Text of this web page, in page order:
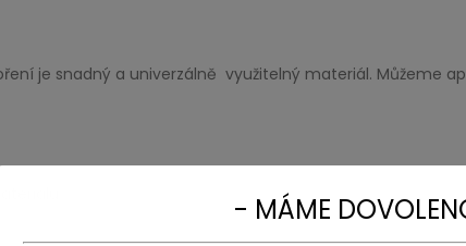
je snadný a univerzálně využitelný materiál. Můžeme
- MÁME